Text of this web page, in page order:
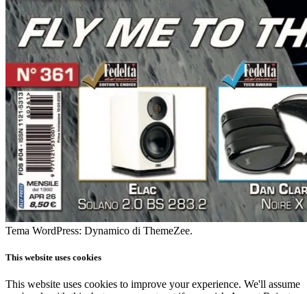
Tema WordPress: Dynamico di ThemeZee.
This website uses cookies
This website uses cookies to improve your experience. We'll assume